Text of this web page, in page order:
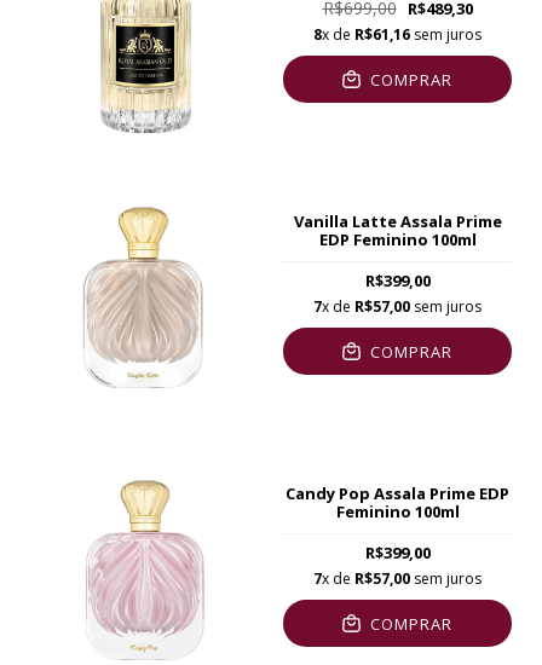
R$699,00 R$489,30
8x de R$61,16 sem juros
COMPRAR
Vanilla Latte Assala Prime
EDP Feminino 100ml
R$399,00
7x de R$57,00 sem juros
COMPRAR
Candy Pop Assala Prime EDP
Feminino 100ml
R$399,00
7x de R$57,00 sem juros
COMPRAR